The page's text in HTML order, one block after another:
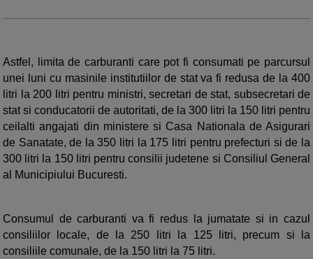
Astfel, limita de carburanti care pot fi consumati pe parcursul
unei luni cu masinile institutiilor de stat va fi redusa de la 400
litri la 200 litri pentru ministri, secretari de stat, subsecretari de
stat si conducatorii de autoritati, de la 300 litri la 150 litri pentru
ceilalti angajati din ministere si Casa Nationala de Asigurari
de Sanatate, de la 350 litri la 175 litri pentru prefecturi si de la
300 litri la 150 litri pentru consilii judetene si Consiliul General
al Municipiului Bucuresti.
Consumul de carburanti va fi redus la jumatate si in cazul
consiliilor locale, de la 250 litri la 125 litri, precum si la
consiliile comunale, de la 150 litri la 75 litri.